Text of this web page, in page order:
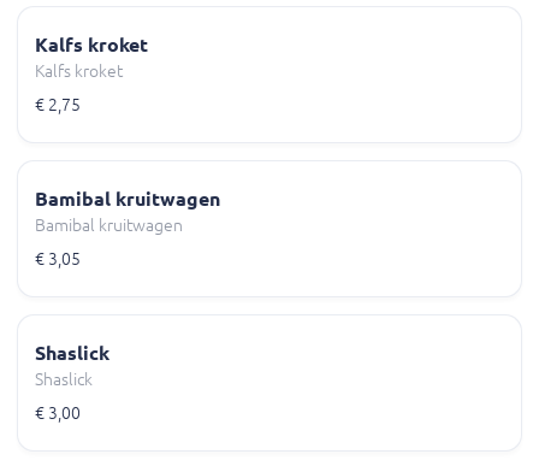
Kalfs kroket
Kalfs kroket
€ 2,75
Bamibal kruitwagen
Bamibal kruitwagen
€ 3,05
Shaslick
Shaslick
€ 3,00